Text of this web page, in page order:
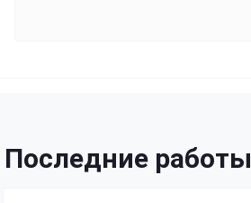
Последние работы